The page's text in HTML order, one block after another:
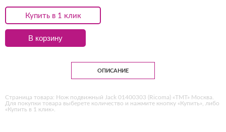
Купить в 1 клик
В корзину
ОПИСАНИЕ
Страница товара: Нож подвижный Jack 01400303 (Ricoma) «ТМТ» Москва.
Для покупки товара выберете количество и нажмите кнопку «Купить», либо
«Купить в 1 клик».